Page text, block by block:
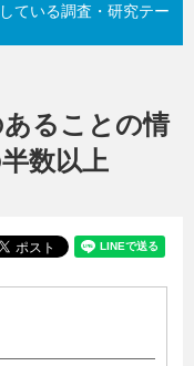
あることの情
数以上
ている調査・研究テー